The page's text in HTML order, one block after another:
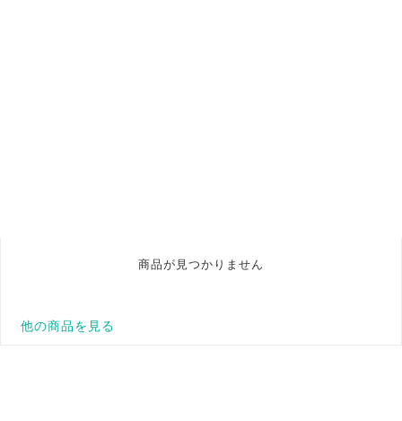
商品が見つかりません
他の商品を見る